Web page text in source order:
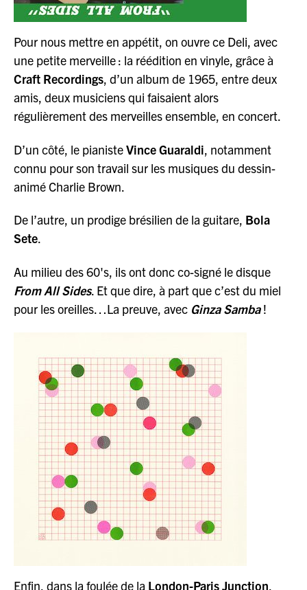
Pour nous mettre en appétit, on ouvre ce Deli, avec
une petite merveille : la réédition en vinyle, grâce à
Craft Recordings, d’un album de 1965, entre deux
amis, deux musiciens qui faisaient alors
régulièrement des merveilles ensemble, en concert.
D’un côté, le pianisteVince Guaraldi , notamment
connu pour son travail sur les musiques du dessin-
animé Charlie Brown.
De l’autre, un prodige brésilien de la guitare, Bola
Sete.
Au milieu des 60's, ils ont donc co-signé le disque
From All Sides. Et que dire, à part que c’est du miel
pour les oreilles…La preuve, avec Ginza Samba!
Enfin, dans la foulée de la London-Paris Junction,